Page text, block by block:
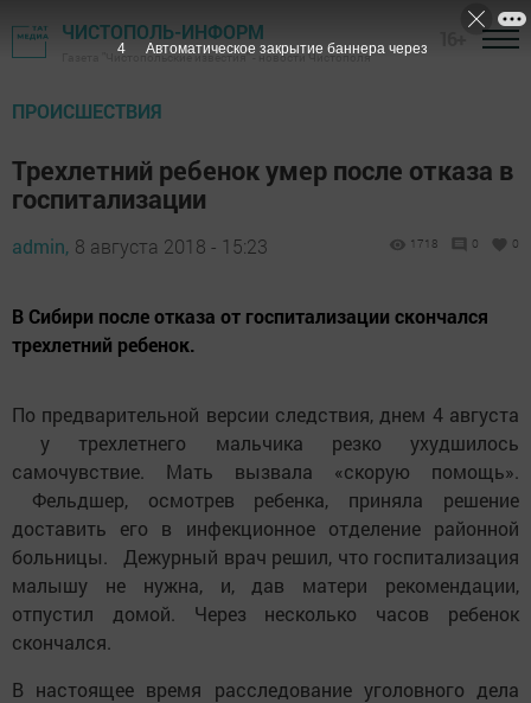
ЧИСТОПОЛЬ-ИНФОРМ
Газета "Чистопольские известия" - новости Чистополя
ПРОИСШЕСТВИЯ
Трехлетний ребенок умер после отказа в
госпитализации
admin, 8 августа 2018 - 15:23 1718 0 0
В Сибири после отказа от госпитализации скончался
трехлетний ребенок.
По предварительной версии следствия, днем 4 августа
у трехлетнего мальчика резко ухудшилось
самочувствие. Мать вызвала «скорую помощь».
Фельдшер, осмотрев ребенка, приняла решение
доставить его в инфекционное отделение районной
больницы. Дежурный врач решил, что госпитализация
малышу не нужна, и, дав матери рекомендации,
отпустил домой. Через несколько часов ребенок
скончался.
В настоящее время расследование уголовного дела
3 Автоматическое закрытие баннера через